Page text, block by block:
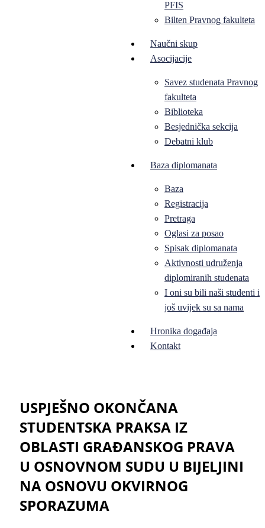
PFIS
Bilten Pravnog fakulteta
Naučni skup
Asocijacije
Savez studenata Pravnog
fakulteta
Biblioteka
Besjednička sekcija
Debatni klub
Baza diplomanata
Baza
Registracija
Pretraga
Oglasi za posao
Spisak diplomanata
Aktivnosti udruženja
diplomiranih studenata
I oni su bili naši studenti i
još uvijek su sa nama
Hronika događaja
Kontakt
USPJEŠNO OKONČANA
STUDENTSKA PRAKSA IZ
OBLASTI GRAĐANSKOG PRAVA
U OSNOVNOM SUDU U BIJELJINI
NA OSNOVU OKVIRNOG
SPORAZUMA